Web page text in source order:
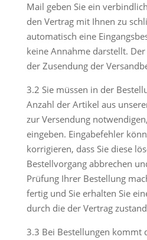
Mail geben Sie ein
den Vertrag mit Ihnen zu
automatisch eine
keine Annahme darstellt.
der Zusendung der
3.2 Sie müssen in der
Anzahl der Artikel aus
zur Versendung
eingeben. Eingabefehler
korrigieren, dass Sie diese
Bestellvorgang abbrechen
Prüfung Ihrer Bestellung
fertig und Sie erhalten Sie
durch die der Vertrag
3.3 Bei Bestellungen kommt